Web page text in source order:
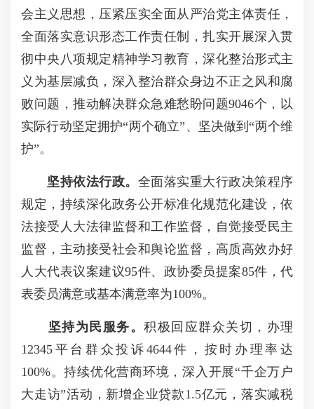
会主义思想，压紧压实全面从严治党主体责任，
全面落实意识形态工作责任制，扎实开展深入贯
彻中央八项规定精神学习教育，深化整治形式主
义为基层减负，深入整治群众身边不正之风和腐
败问题，推动解决群众急难愁盼问题9046个，以
实际行动坚定拥护“两个确立”、坚决做到“两个维
护”。
坚持依法行政。 全面落实重大行政决策程序
规定，持续深化政务公开标准化规范化建设，依
法接受人大法律监督和工作监督，自觉接受民主
监督，主动接受社会和舆论监督，高质高效办好
人大代表议案建议95件、政协委员提案85件，代
表委员满意或基本满意率为100%。
坚持为民服务。积极回应群众关切，办理
12345平台群众投诉4644件，按时办理率达
100%。持续优化营商环境，深入开展“千企万户
大走访”活动，新增企业贷款1.5亿元，落实减税